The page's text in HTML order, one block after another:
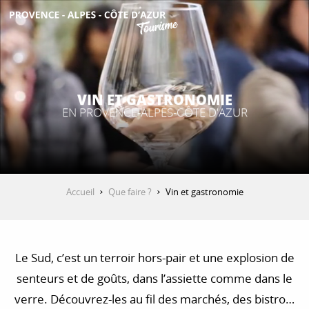
Aller
au
contenu
principal
DÉCOUVRIR
QUE FAIRE ?
SÉJOURNER
VIN ET GASTRONOMIE
EN PROVENCE-ALPES-CÔTE D'AZUR
Accueil Que faire ? Vin et gastronomie
Le Sud, c’est un terroir hors-pair et une explosion de
senteurs et de goûts, dans l’assiette comme dans le
verre. Découvrez-les au fil des marchés, des bistrots